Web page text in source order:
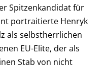
Spitzenkandidat für
portraitierte Henryk
als selbstherrlichen
EU-Elite, der als
Stab von nicht